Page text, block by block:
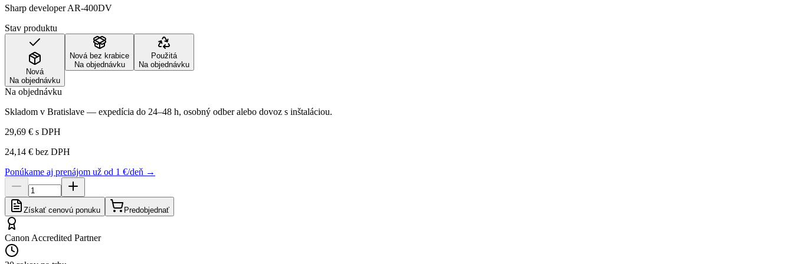
Sharp developer AR-400DV
Stav produktu
Nová
Na objednávku
Nová bez krabice
Na objednávku
Použitá
Na objednávku
Na objednávku
Skladom v Bratislave — expedícia do 24–48 h, osobný odber alebo dovoz s inštaláciou.
29,69 € s DPH
24,14 € bez DPH
Ponúkame aj prenájom už od 1 €/deň →
Získať cenovú ponuku Predobjednať
Canon Accredited Partner